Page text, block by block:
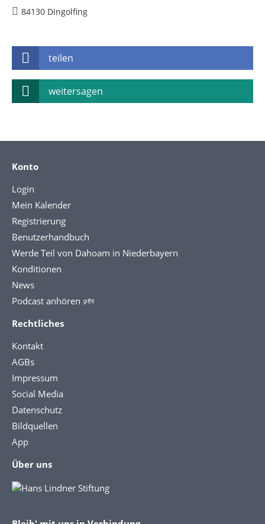
84130 Dingolfing
teilen
weitersagen
Konto
Login
Mein Kalender
Registrierung
Benutzerhandbuch
Werde Teil von Dahoam in Niederbayern
Konditionen
News
Podcast anhören 🕬
Rechtliches
Kontakt
AGBs
Impressum
Social Media
Datenschutz
Bildquellen
App
Über uns